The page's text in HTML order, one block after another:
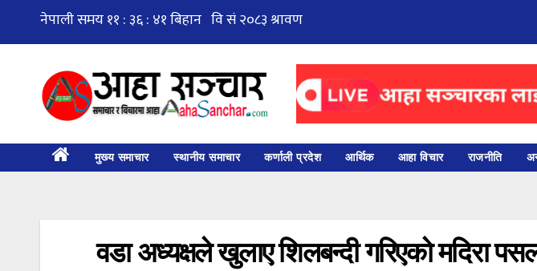
मुख्य समाचार स्थानीय समाचार कर्णाली प्रदेश आर्थिक आहा विचार राजनीति
वडा अध्यक्षले खुलाए शिलबन्दी गरिएको मदिरा